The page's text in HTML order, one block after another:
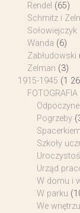
Rendel (65)
Schmitz i
Sołowiejczyk
Wanda (6)
Zabłudowski
Zelman (3)
1915-1945 (1
Pogrzeby
Szkoły
Urząd
W domu i
W parku
We